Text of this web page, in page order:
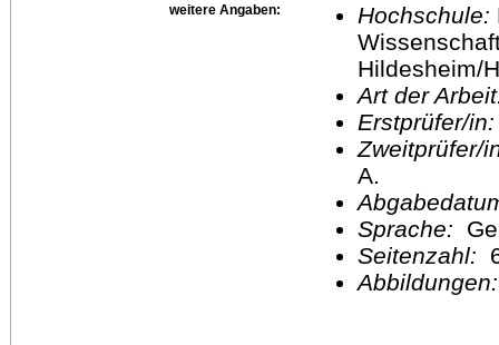
weitere Angaben: Hochschule:
Hildesheim/
Art der
Erstprüfer/
A.
Sprache:
Seitenzahl: